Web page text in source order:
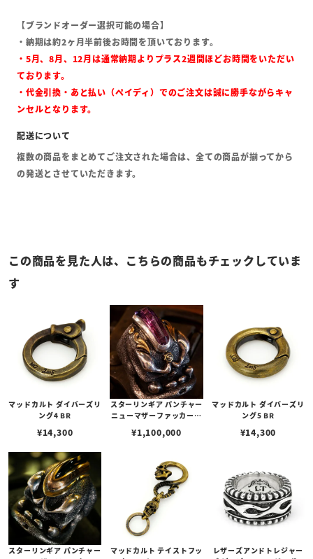
【ブランドオーダー選択可能の場合】
・納期は約2ヶ月半前後お時間を頂いております。
・5月、8月、12月は通常納期よりプラス2週間ほどお時間をいただい
ております。
・代金引換・あと払い（ペイディ）でのご注文は誠に勝手ながらキャ
ンセルとなります。
複数の商品をまとめてご注文された場合は、全ての商品が揃ってから
の発送とさせていただきます。
この商品を見た人は、こちらの商品もチェックしていま
す
マッドカルト ダイバーズリ
ング4 BR
¥14,300
スターリンギア パンチャー
ニューマザーファッカーリ
ンティークパーツ＆Sギア
ボリビアンアメジストカス
タム 【リングサイズUS11
(日本サイズ24号)】
¥1,100,000
マッドカルト ダイバーズリ
ング5 BR
¥14,300
スターリンギア パンチャー
マッドカルト テイストフッ
レザーズアンドトレジャー